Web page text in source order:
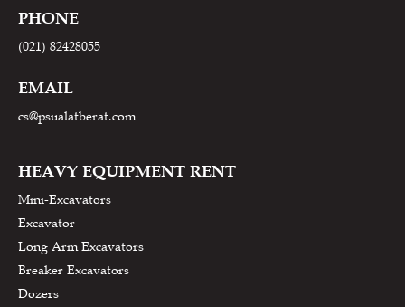
PHONE
(021) 82428055
EMAIL
cs@psualatberat.com
HEAVY EQUIPMENT RENT
Mini-Excavators
Excavator
Long Arm Excavators
Breaker Excavators
Dozers